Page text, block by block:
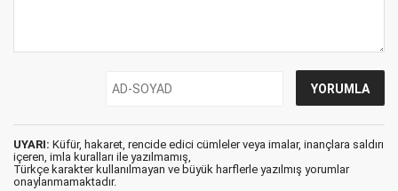
UYARI: Küfür, hakaret, rencide edici cümleler veya imalar, inançlara saldırı
içeren, imla kuralları ile yazılmamış,
Türkçe karakter kullanılmayan ve büyük harflerle yazılmış yorumlar
onaylanmamaktadır.